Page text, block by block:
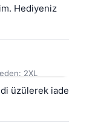
Hediyeniz
2XL
üzülerek iade